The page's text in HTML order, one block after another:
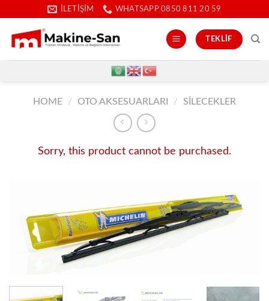
İLETIŞIM WHATSAPP 0850 811 20 59
TEKLIF
HOME / OTO AKSESUARLARI / SILECEKLER
Sorry, this product cannot be purchased.